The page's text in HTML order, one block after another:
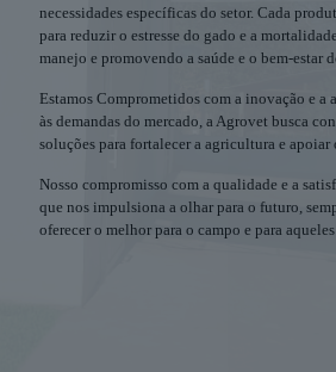
necessidades específicas do setor. Cada
para reduzir o estresse do gado e a
manejo e promovendo a saúde e o bem-estar
Estamos Comprometidos com a inovação e a
às demandas do mercado, a Agrovet busca
soluções para fortalecer a agricultura e
Nosso compromisso com a qualidade e a
que nos impulsiona a olhar para o futuro,
oferecer o melhor para o campo e para